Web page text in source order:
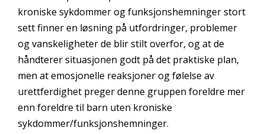
kroniske sykdommer og funksjonshemninger stort
sett finner en løsning på utfordringer, problemer
og vanskeligheter de blir stilt overfor, og at de
håndterer situasjonen godt på det praktiske plan,
men at emosjonelle reaksjoner og følelse av
urettferdighet preger denne gruppen foreldre mer
enn foreldre til barn uten kroniske
sykdommer/funksjonshemninger.